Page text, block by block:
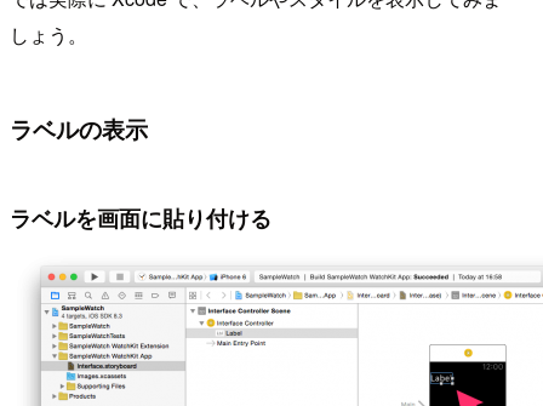
しょう。
ラベルの表示
ラベルを画面に貼り付ける